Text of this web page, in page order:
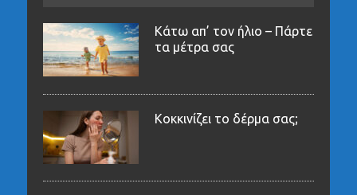
Κάτω απ’ τον ήλιο – Πάρτε
τα μέτρα σας
Κοκκινίζει το δέρμα σας;